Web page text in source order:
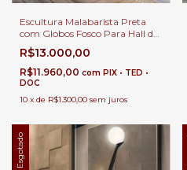
Escultura Malabarista Preta
com Globos Fosco Para Hall de
Entrada, Sala de Estar e Jardim
de Inverno
R$13.000,00
R$11.960,00 com PIX • TED •
DOC
10 x de R$1.300,00 sem juros
Esgotado